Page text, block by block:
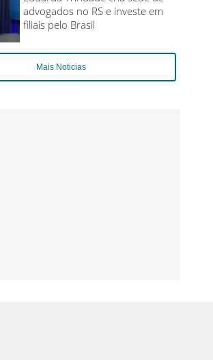
advogados no RS e investe em
filiais pelo Brasil
Mais Noticias